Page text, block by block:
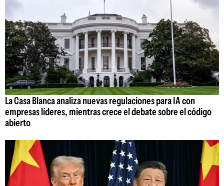
La Casa Blanca analiza nuevas regulaciones para IA con
empresas líderes, mientras crece el debate sobre el código
abierto